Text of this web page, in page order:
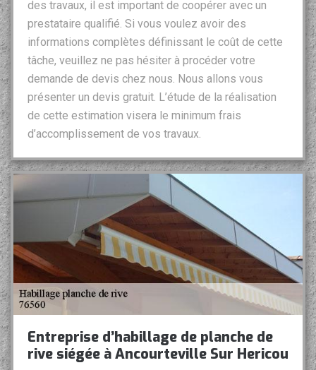
des travaux, il est important de coopérer avec un
prestataire qualifié. Si vous voulez avoir des
informations complètes définissant le coût de cette
tâche, veuillez ne pas hésiter à procéder votre
demande de devis chez nous. Nous allons vous
présenter un devis gratuit. L’étude de la réalisation
de cette estimation visera le minimum frais
d’accomplissement de vos travaux.
Entreprise d’habillage de planche de
rive siégée à Ancourteville Sur Hericou